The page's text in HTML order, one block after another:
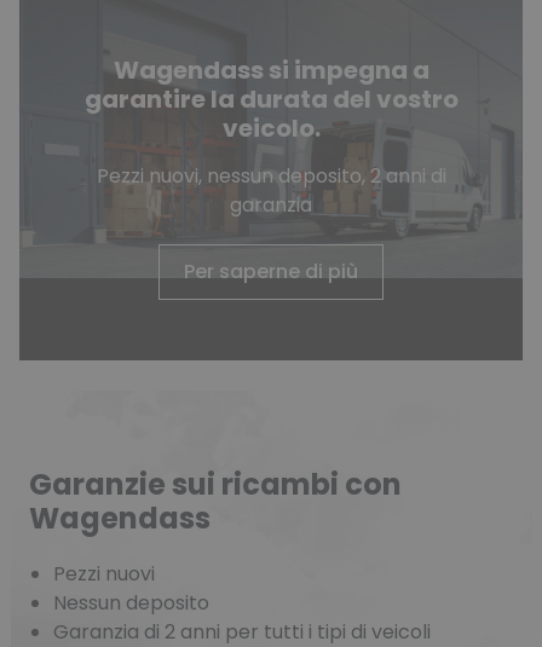
Wagendass si impegna a
garantire la durata del vostro
veicolo.
Pezzi nuovi, nessun deposito, 2 anni di
garanzia
Per saperne di più
Garanzie sui ricambi con
Wagendass
Pezzi nuovi
Nessun deposito
Garanzia di 2 anni per tutti i tipi di veicoli